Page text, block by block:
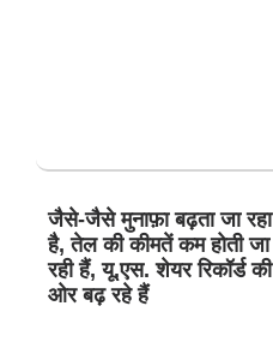
जैसे-जैसे मुनाफ़ा बढ़ता जा रहा
है, तेल की कीमतें कम होती जा
रही हैं, यू.एस. शेयर रिकॉर्ड की
ओर बढ़ रहे हैं